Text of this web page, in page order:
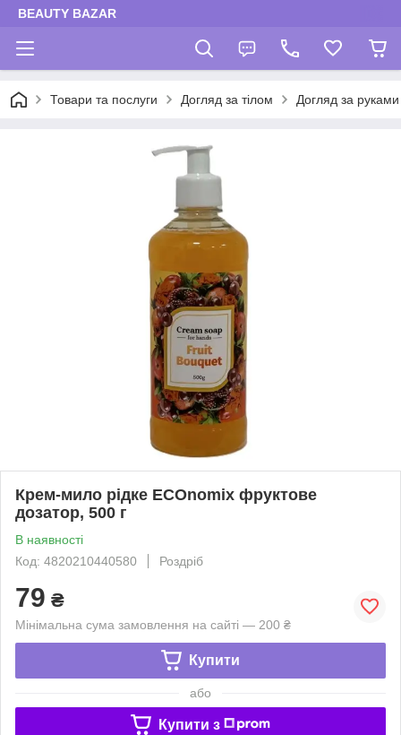
BEAUTY BAZAR
Товари та послуги Догляд за тілом Догляд за руками
Крем-мило рідке ECOnomix фруктове
дозатор, 500 г
В наявності
Код: 4820210440580
Роздріб
79 ₴
Мінімальна сума замовлення на сайті — 200 ₴
Купити
або
Купити з